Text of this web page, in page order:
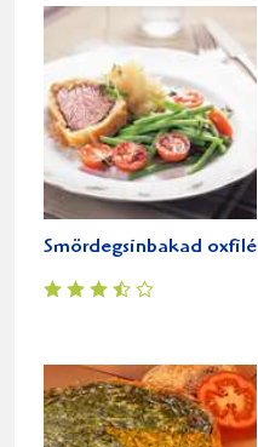
Smördegsinbakad oxfilé